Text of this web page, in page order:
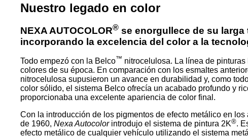
Nuestro legado en color
NEXA AUTOCOLOR® se enorgullece de su larga
incorporando la excelencia del color a la
Todo empezó con la Belco™ nitrocelulosa. La línea de
colores de su época. En comparación con los esmaltes
nitrocelulosa supusieron un avance en durabilidad y, como
color sólido, el sistema Belco ofrecía un acabado profundo y
proporcionaba una excelente apariencia de color final.
Con la introducción de los pigmentos de efecto metálico en
de 1960, Nexa Autocolorintrodujo el sistema de pintura 2K®.
efecto metálico de cualquier vehículo utilizando el sistema